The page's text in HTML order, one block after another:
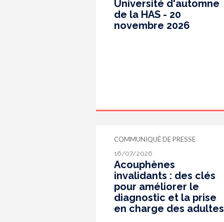
Université d'automne
de la HAS - 20
novembre 2026
COMMUNIQUÉ DE PRESSE
16/07/2026
Acouphènes
invalidants : des clés
pour améliorer le
diagnostic et la prise
en charge des adultes